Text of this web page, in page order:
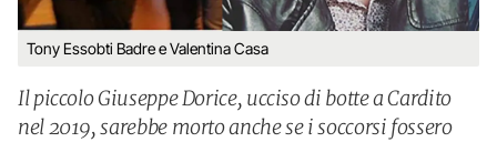
Tony Essobti Badre e Valentina Casa
Il piccolo Giuseppe Dorice, ucciso di botte a Cardito
nel 2019, sarebbe morto anche se i soccorsi fossero